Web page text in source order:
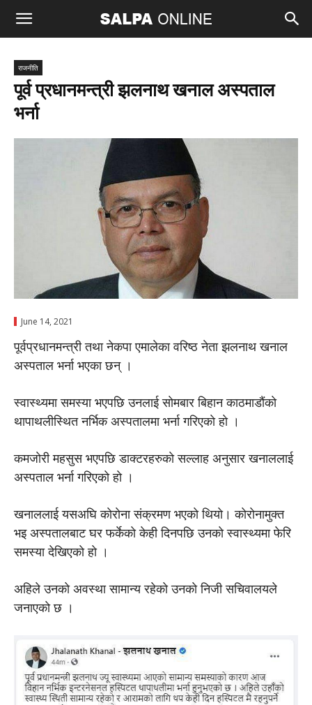
राजनीति
पूर्व प्रधानमन्त्री झलनाथ खनाल अस्पताल
भर्ना
June 14, 2021
पूर्वप्रधानमन्त्री तथा नेकपा एमालेका वरिष्ठ नेता झलनाथ खनाल
अस्पताल भर्ना भएका छन् ।
स्वास्थ्यमा समस्या भएपछि उनलाई साेमबार बिहान काठमाडाैंकाे
थापाथलीस्थित नर्भिक अस्पतालमा भर्ना गरिएकाे हाे ।
कमजाेरी महसुस भएपछि डाक्टरहरुकाे सल्लाह अनुसार खनाललाई
अस्पताल भर्ना गरिएकाे हाे ।
खनाललाई यसअघि काेराेना संक्रमण भएकाे थियाे। काेराेनामुक्त
भइ अस्पतालबाट घर फर्केकाे केही दिनपछि उनकाे स्वास्थ्यमा फेरि
समस्या देखिएकाे हाे ।
अहिले उनकाे अवस्था सामान्य रहेकाे उनकाे निजी सचिवालयले
जनाएकाे छ ।